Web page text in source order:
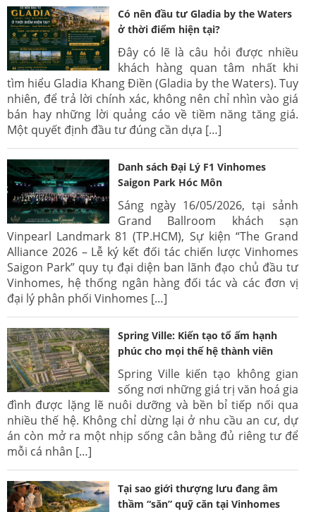
Có nên đầu tư Gladia by the Waters
ở thời điểm hiện tại?
Đây có lẽ là câu hỏi được nhiều
khách hàng quan tâm nhất khi
tìm hiểu Gladia Khang Điền (Gladia by the Waters). Tuy
nhiên, để trả lời chính xác, không nên chỉ nhìn vào giá
bán hay những lời quảng cáo về tiềm năng tăng giá.
Một quyết định đầu tư đúng cần dựa […]
Danh sách Đại Lý F1 Vinhomes
Saigon Park Hóc Môn
Sáng ngày 16/05/2026, tại sảnh
Grand Ballroom khách sạn
Vinpearl Landmark 81 (TP.HCM), Sự kiện “The Grand
Alliance 2026 – Lễ ký kết đối tác chiến lược Vinhomes
Saigon Park” quy tụ đại diện ban lãnh đạo chủ đầu tư
Vinhomes, hệ thống ngân hàng đối tác và các đơn vị
đại lý phân phối Vinhomes […]
Spring Ville: Kiến tạo tổ ấm hạnh
phúc cho mọi thế hệ thành viên
Spring Ville kiến tạo không gian
sống nơi những giá trị văn hoá gia
đình được lặng lẽ nuôi dưỡng và bền bỉ tiếp nối qua
nhiều thế hệ. Không chỉ dừng lại ở nhu cầu an cư, dự
án còn mở ra một nhịp sống cân bằng đủ riêng tư để
mỗi cá nhân […]
Tại sao giới thượng lưu đang âm
thầm “săn” quỹ căn tại Vinhomes